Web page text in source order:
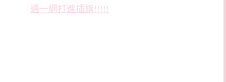
通一網打進插旗!!!!!